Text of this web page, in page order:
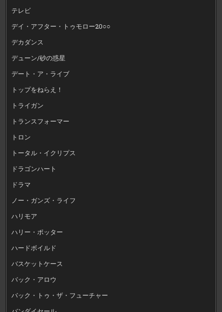
テレビ
デイ・アフター・トゥモロー20○○
デカダンス
デューン/砂の惑星
デート・ア・ライブ
トップをねらえ！
トライガン
トランスフォーマー
トロン
トータル・イクリプス
ドラゴンハート
ドラマ
ノー・ガンズ・ライフ
ハリモア
ハリー・ポッター
ハードボイルド
バスケットケース
バック・アロウ
バック・トゥ・ザ・フューチャー